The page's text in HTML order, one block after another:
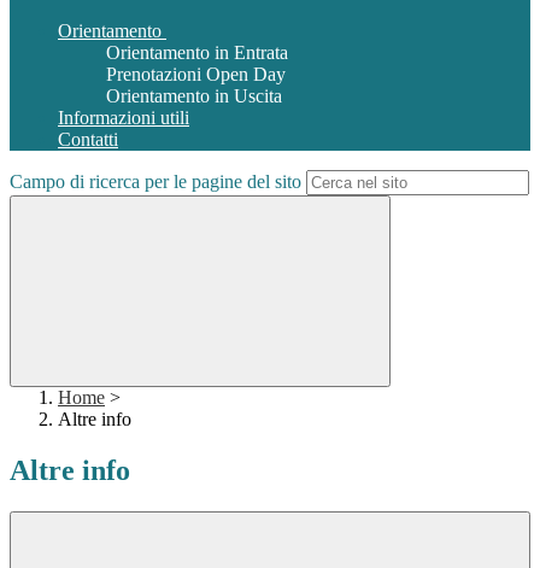
Orientamento
Orientamento in Entrata
Prenotazioni Open Day
Orientamento in Uscita
Informazioni utili
Contatti
Campo di ricerca per le pagine del sito
Home >
Altre info
Altre info